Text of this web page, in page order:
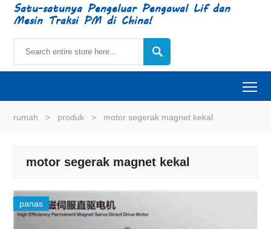
Satu-satunya Pengeluar Pengawal Lif dan
Mesin Traksi PM di China!

rumah > produk > motor segerak magnet kekal
motor segerak magnet kekal
panas